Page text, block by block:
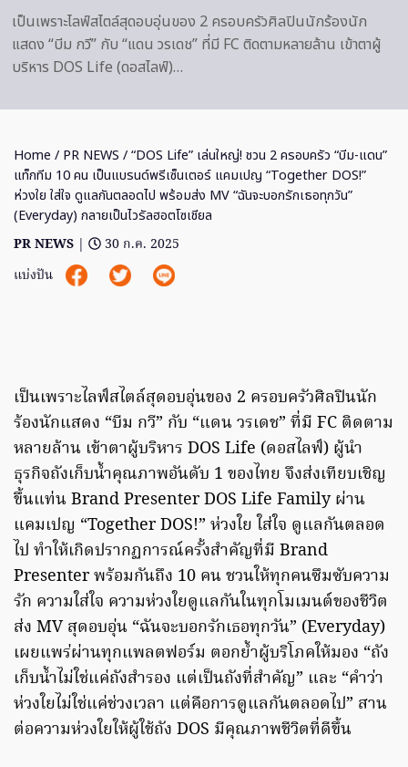
เป็นเพราะไลฟ์สไตล์สุดอบอุ่นของ 2 ครอบครัวศิลปินนักร้องนัก
แสดง “บีม กวี” กับ “แดน วรเดช” ที่มี FC ติดตามหลายล้าน เข้าตาผู้
บริหาร DOS Life (ดอสไลฟ์)…
Home / PR NEWS / “DOS Life” เล่นใหญ่! ชวน 2 ครอบครัว “บีม-แดน”
แท็กทีม 10 คน เป็นแบรนด์พรีเซ็นเตอร์ แคมเปญ “Together DOS!”
ห่วงใย ใส่ใจ ดูแลกันตลอดไป พร้อมส่ง MV “ฉันจะบอกรักเธอทุกวัน”
(Everyday) กลายเป็นไวรัลฮอตโซเชียล
PR NEWS |
30 ก.ค. 2025
แบ่งปัน
เป็นเพราะไลฟ์สไตล์สุดอบอุ่นของ 2 ครอบครัวศิลปินนัก
ร้องนักแสดง “บีม กวี” กับ “แดน วรเดช” ที่มี FC ติดตาม
หลายล้าน เข้าตาผู้บริหาร DOS Life (ดอสไลฟ์) ผู้นำ
ธุรกิจถังเก็บน้ำคุณภาพอันดับ 1 ของไทย จึงส่งเทียบเชิญ
ขึ้นแท่น Brand Presenter DOS Life Family ผ่าน
แคมเปญ “Together DOS!” ห่วงใย ใส่ใจ ดูแลกันตลอด
ไป ทำให้เกิดปรากฏการณ์ครั้งสำคัญที่มี Brand
Presenter พร้อมกันถึง 10 คน ชวนให้ทุกคนซึมซับความ
รัก ความใส่ใจ ความห่วงใยดูแลกันในทุกโมเมนต์ของชีวิต
ส่ง MV สุดอบอุ่น “ฉันจะบอกรักเธอทุกวัน” (Everyday)
เผยแพร่ผ่านทุกแพลตฟอร์ม ตอกย้ำผู้บริโภคให้มอง “ถัง
เก็บน้ำไม่ใช่แค่ถังสำรอง แต่เป็นถังที่สำคัญ” และ “คำว่า
ห่วงใยไม่ใช่แค่ช่วงเวลา แต่คือการดูแลกันตลอดไป” สาน
ต่อความห่วงใยให้ผู้ใช้ถัง DOS มีคุณภาพชีวิตที่ดีขึ้น